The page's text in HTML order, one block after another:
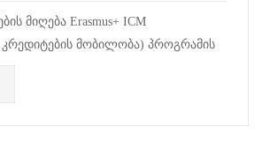
მიღება Erasmus+ ICM
მობილობა) პროგრამის
პროგრამის ფარგლებში
2023-2024 აკადემიური...